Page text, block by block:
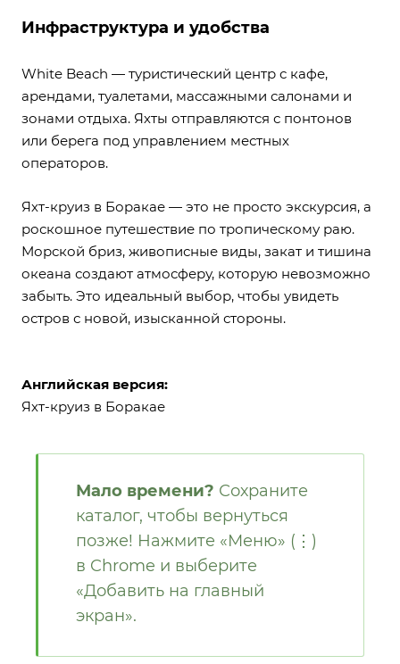
Инфраструктура и удобства
White Beach — туристический центр с кафе,
арендами, туалетами, массажными салонами и
зонами отдыха. Яхты отправляются с понтонов
или берега под управлением местных
операторов.
Яхт-круиз в Боракае — это не просто экскурсия, а
роскошное путешествие по тропическому раю.
Морской бриз, живописные виды, закат и тишина
океана создают атмосферу, которую невозможно
забыть. Это идеальный выбор, чтобы увидеть
остров с новой, изысканной стороны.
Английская версия:
Яхт-круиз в Боракае
Мало времени? Сохраните
каталог, чтобы вернуться
позже! Нажмите «Меню» (⋮)
в Chrome и выберите
«Добавить на главный
экран».